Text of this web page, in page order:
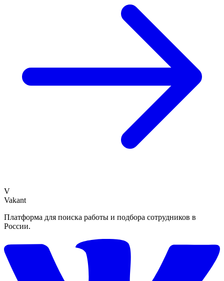
V
Vakant
Платформа для поиска работы и подбора сотрудников в
России.